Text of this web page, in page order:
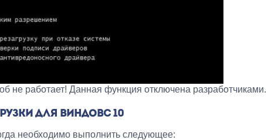
не работает! Данная функция отключена разработчиками.
ДЛЯ ВИНДОВС 10
необходимо выполнить следующее: